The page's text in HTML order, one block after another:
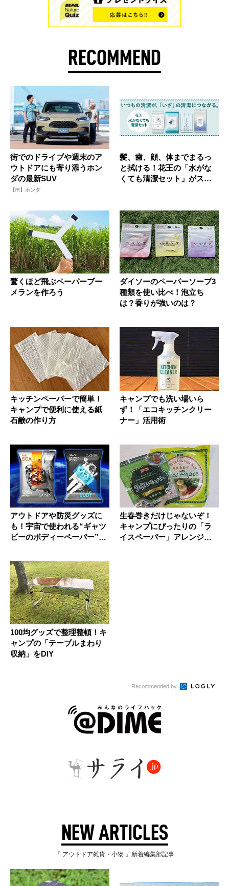
RECOMMEND
街でのドライブや週末のア
ウトドアにも寄り添うホン
ダの最新SUV
【PR】ホンダ
髪、歯、顔、体までまるっ
と拭ける！花王の「水がな
くても清潔セット」がスゴ
驚くほど飛ぶペーパーブー
メランを作ろう
ダイソーのペーパーソープ3
種類を使い比べ！泡立ち
は？香りが強いのは？
キッチンペーパーで簡単！
キャンプで便利に使える紙
石鹸の作り方
キャンプでも洗い場いら
ず！「エコキッチンクリー
ナー」活用術
アウトドアや防災グッズに
も！宇宙で使われる“ギャツ
ビーのボディーペーパー”が
生春巻きだけじゃないぞ！
キャンプにぴったりの「ラ
イスペーパー」アレンジレ
100均グッズで整理整頓！キ
ャンプの「テーブルまわり
収納」をDIY
Recommended by
NEW ARTICLES
『 アウトドア雑貨・小物 』新着編集部記事